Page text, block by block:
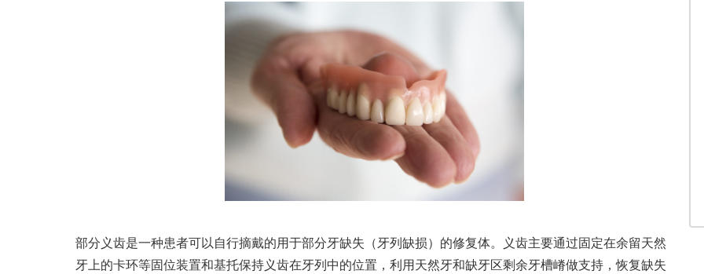
部分义齿是一种患者可以自行摘戴的用于部分牙缺失（牙列缺损）的修复体。义齿主要通过固定在余留天然
牙上的卡环等固位装置和基托保持义齿在牙列中的位置，利用天然牙和缺牙区剩余牙槽嵴做支持，恢复缺失